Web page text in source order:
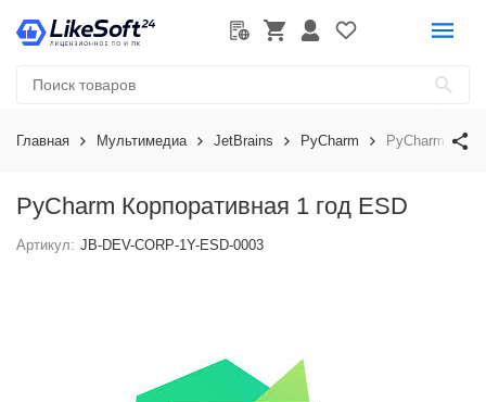
Главная Мультимедиа JetBrains PyCharm PyCharm
PyCharm Корпоративная 1 год ESD
Артикул: JB-DEV-CORP-1Y-ESD-0003